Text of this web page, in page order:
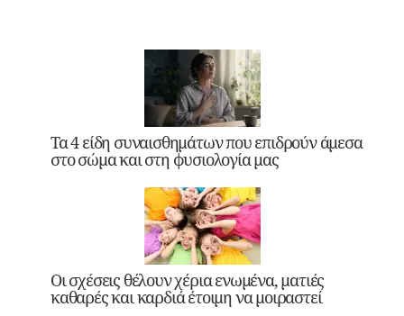
Τα 4 είδη συναισθημάτων που επιδρούν άμεσα
στο σώμα και στη φυσιολογία μας
Οι σχέσεις θέλουν χέρια ενωμένα, ματιές
καθαρές και καρδιά έτοιμη να μοιραστεί